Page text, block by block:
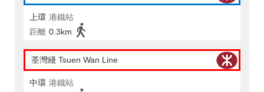
上環 港鐵站
距離 0.3km
荃灣綫 Tsuen Wan Line
中環 港鐵站